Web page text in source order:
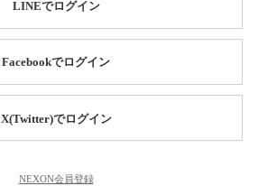
LINEでログイン
Facebookでログイン
X(Twitter)でログイン
NEXON会員登録